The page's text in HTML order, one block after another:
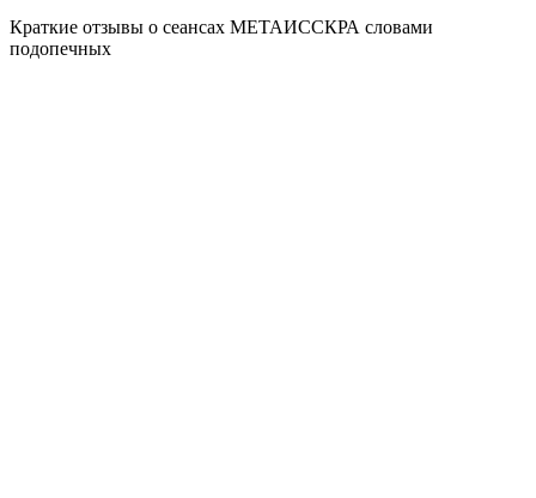
Краткие отзывы о сеансах МЕТАИССКРА словами
подопечных